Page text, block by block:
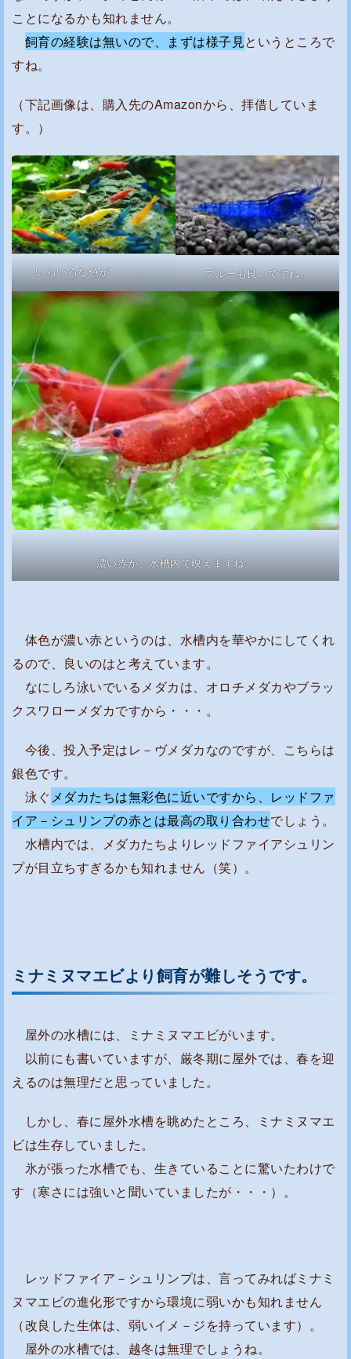
マ
エ
ビ
よ
飼
育
が
難
し
そ
う
で
す
ことになるかも知れません。
飼育の経験は無いので、まずは様子見というところで
すね。
（下記画像は、購入先のAmazonから、拝借していま
す。）
いろいろな色が・・・。 ブルーも良いですね。
濃い赤が、水槽内で映えますね。
体色が濃い赤というのは、水槽内を華やかにしてくれ
るので、良いのはと考えています。
なにしろ泳いでいるメダカは、オロチメダカやブラッ
クスワローメダカですから・・・。
今後、投入予定はレ－ヴメダカなのですが、こちらは
銀色です。
泳ぐメダカたちは無彩色に近いですから、レッドファ
イア－シュリンプの赤とは最高の取り合わせでしょう。
水槽内では、メダカたちよりレッドファイアシュリン
プが目立ちすぎるかも知れません（笑）。
ミナミヌマエビより飼育が難しそうです。
屋外の水槽には、ミナミヌマエビがいます。
以前にも書いていますが、厳冬期に屋外では、春を迎
えるのは無理だと思っていました。
しかし、春に屋外水槽を眺めたところ、ミナミヌマエ
ビは生存していました。
氷が張った水槽でも、生きていることに驚いたわけで
す（寒さには強いと聞いていましたが・・・）。
レッドファイア－シュリンプは、言ってみればミナミ
ヌマエビの進化形ですから環境に弱いかも知れません
（改良した生体は、弱いイメ－ジを持っています）。
屋外の水槽では、越冬は無理でしょうね。